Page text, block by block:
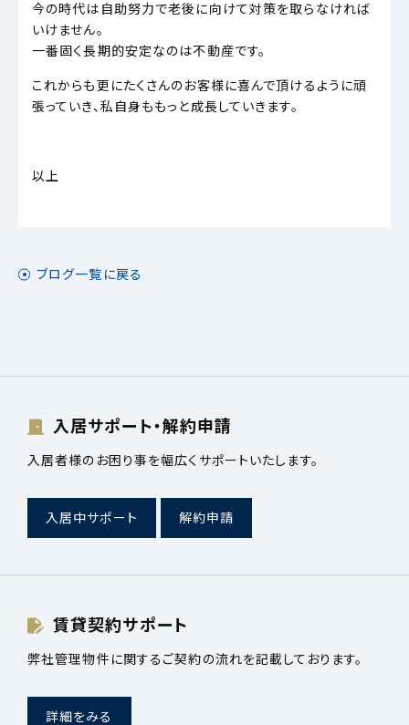
今の時代は自助努力で老後に向けて対策を取らなければ
いけません。
一番固く長期的安定なのは不動産です。
これからも更にたくさんのお客様に喜んで頂けるように頑
張っていき、私自身ももっと成長していきます。
以上
ブログ一覧に戻る
入居サポート・解約申請
入居者様のお困り事を幅広くサポートいたします。
入居中サポート 解約申請
賃貸契約サポート
弊社管理物件に関するご契約の流れを記載しております。
詳細をみる